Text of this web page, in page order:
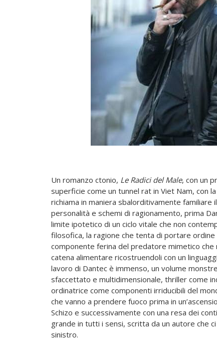
Un romanzo ctonio, Le Radici del Male, con un
superficie come un tunnel rat in Viet Nam, con
richiama in maniera sbalorditivamente
personalità e schemi di ragionamento, prima
limite ipotetico di un ciclo vitale che non
filosofica, la ragione che tenta di portare
componente ferina del predatore mimetico
catena alimentare ricostruendoli con un
lavoro di Dantec è immenso, un volume
sfaccettato e multidimensionale, thriller come
ordinatrice come componenti irriducibili del
che vanno a prendere fuoco prima in
Schizo e successivamente con una resa dei
grande in tutti i sensi, scritta da un autore che
sinistro.